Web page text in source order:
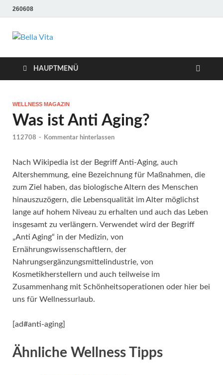
260608
Bella Vita
Wellness Fitness
Tipps
Tipps
HAUPTMENÜ
WELLNESS MAGAZIN
Was ist Anti Aging?
112708 - Kommentar hinterlassen
Nach Wikipedia ist der Begriff Anti-Aging, auch
Altershemmung, eine Bezeichnung für Maßnahmen, die
zum Ziel haben, das biologische Altern des Menschen
hinauszuzögern, die Lebensqualität im Alter möglichst
lange auf hohem Niveau zu erhalten und auch das Leben
insgesamt zu verlängern. Verwendet wird der Begriff
„Anti Aging“ in der Medizin, von
Ernährungswissenschaftlern, der
Nahrungsergänzungsmittelindustrie, von
Kosmetikherstellern und auch teilweise im
Zusammenhang mit Schönheitsoperationen oder hier bei
uns für Wellnessurlaub.
[ad#anti-aging]
Ähnliche Wellness Tipps